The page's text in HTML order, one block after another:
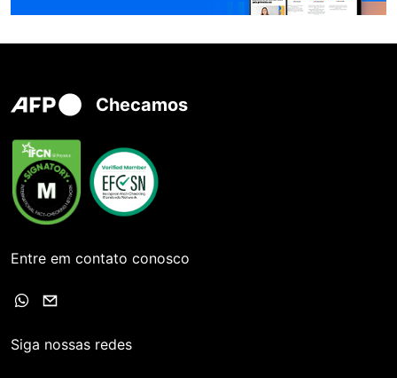
Checamos
Entre em contato conosco
Siga nossas redes